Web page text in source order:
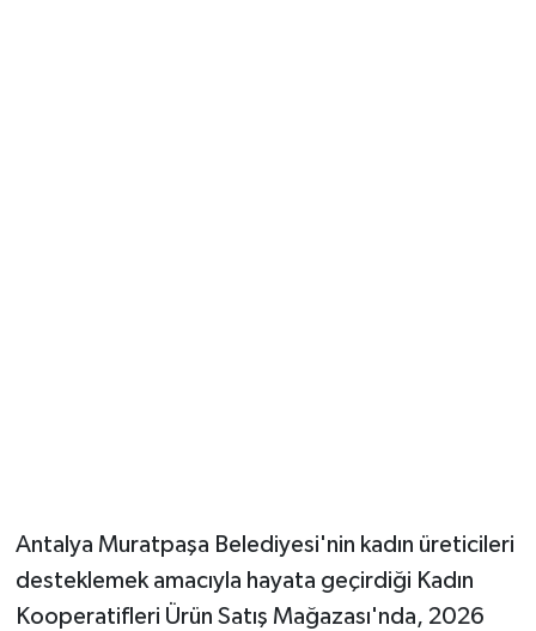
Antalya Muratpaşa Belediyesi'nin kadın üreticileri
desteklemek amacıyla hayata geçirdiği Kadın
Kooperatifleri Ürün Satış Mağazası'nda, 2026